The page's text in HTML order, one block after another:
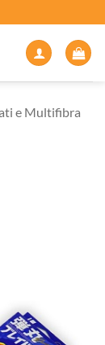
e Multifibra